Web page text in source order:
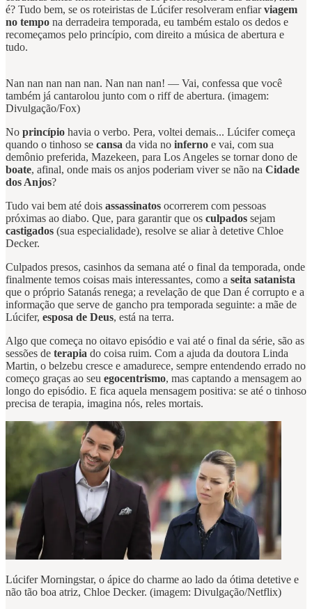
é? Tudo bem, se os roteiristas de Lúcifer resolveram enfiarviagem
no tempo na derradeira temporada, eu também estalo os dedos e
recomeçamos pelo princípio, com direito a música de abertura e
tudo.
Nan nan nan nan nan. Nan nan nan! — Vai, confessa que você
também já cantarolou junto com o riff de abertura. (imagem:
Divulgação/Fox)
No princípio havia o verbo. Pera, voltei demais... Lúcifer começa
quando o tinhoso se cansa da vida no inferno e vai, com sua
demônio preferida, Mazekeen, para Los Angeles se tornar dono de
boate, afinal, onde mais os anjos poderiam viver se não na Cidade
dos Anjos?
Tudo vai bem até dois assassinatos ocorrerem com pessoas
próximas ao diabo. Que, para garantir que os culpados sejam
castigados (sua especialidade), resolve se aliar à detetive Chloe
Decker.
Culpados presos, casinhos da semana até o final da temporada, onde
finalmente temos coisas mais interessantes, como a seita satanista
que o próprio Satanás renega; a revelação de que Dan é corrupto e a
informação que serve de gancho pra temporada seguinte: a mãe de
Lúcifer, esposa de Deus, está na terra.
Algo que começa no oitavo episódio e vai até o final da série, são as
sessões de terapia do coisa ruim. Com a ajuda da doutora Linda
Martin, o belzebu cresce e amadurece, sempre entendendo errado no
começo graças ao seu egocentrismo, mas captando a mensagem ao
longo do episódio. E fica aquela mensagem positiva: se até o tinhoso
precisa de terapia, imagina nós, reles mortais.
Lúcifer Morningstar, o ápice do charme ao lado da ótima detetive e
não tão boa atriz, Chloe Decker. (imagem: Divulgação/Netflix)